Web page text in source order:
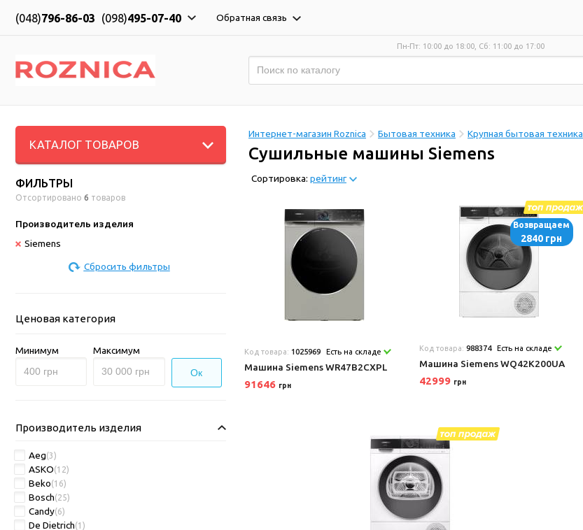
(048)796-86-03 (098)495-07-40 Обратная связь
Пн-Пт: 10:00 до 18:00, Сб: 11:00 до 17:00
КАТАЛОГ ТОВАРОВ
ФИЛЬТРЫ
Отсортировано 6 товаров
Производитель изделия
Siemens
Сбросить фильтры
Ценовая категория
Минимум Максимум
Ок
Производитель изделия
Aeg(3)
ASKO(12)
Beko(16)
Bosch(25)
Candy(6)
De Dietrich(1)
Интернет-магазин Roznica Бытовая техника Крупная бытовая техника
Сушильные машины Siemens
Сортировка: рейтинг
Код товара: 1025969 Есть на складе
Машина Siemens WR47B2CXPL
91646 грн
Возвращаем
2840 грн
Код товара: 988374 Есть на складе
Машина Siemens WQ42K200UA
42999 грн